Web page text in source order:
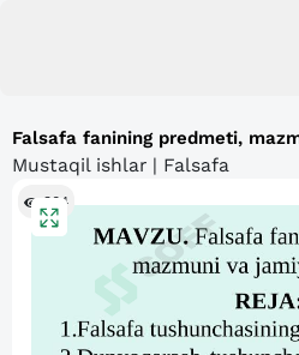
Falsafa fanining predmeti,
Mustaqil ishlar | Falsafa
304